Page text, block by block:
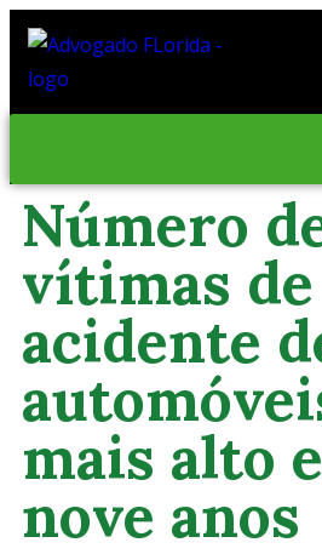
Número
vítimas de
acidente
mais alto
nove anos